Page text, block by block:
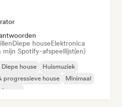
Diepe houseElektronica
Spotify-afspeellijst(en)
Diepe house
Huismuziek
progressieve house
Minimaal